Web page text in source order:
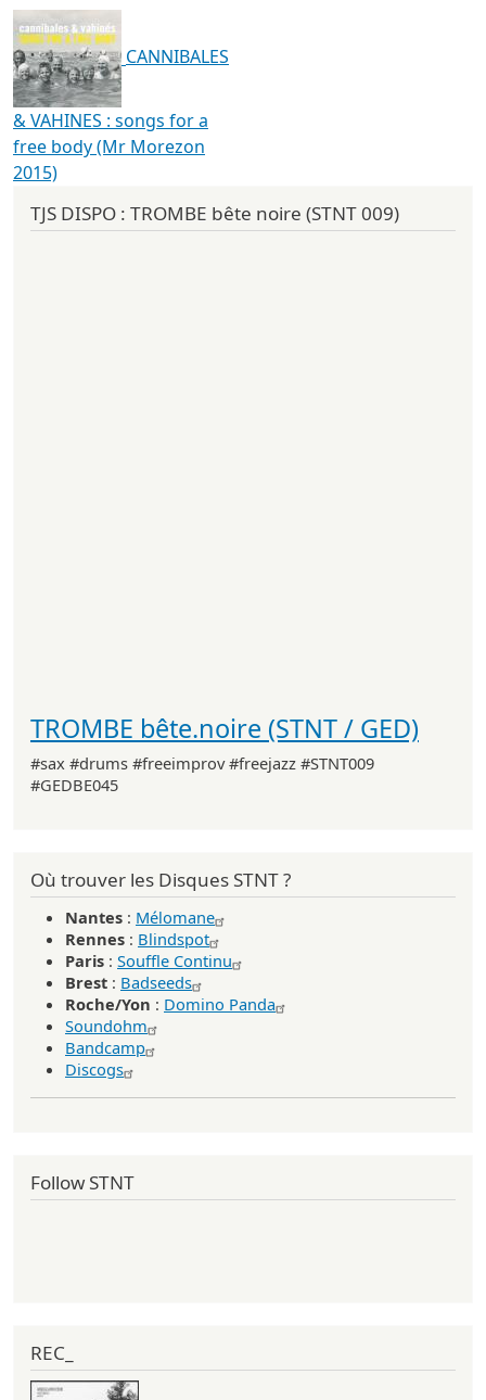
CANNIBALES
& VAHINES : songs for a
free body (Mr Morezon
2015)
TJS DISPO : TROMBE bête noire (STNT 009)
TROMBE bête.noire (STNT / GED)
#sax #drums #freeimprov #freejazz #STNT009
#GEDBE045
Où trouver les Disques STNT ?
Nantes : Mélomane
Rennes : Blindspot
Paris : Souffle Continu
Brest : Badseeds
Roche/Yon : Domino Panda
Soundohm
Bandcamp
Discogs
Follow STNT
REC_